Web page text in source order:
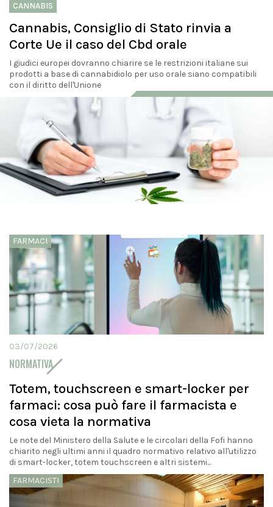
CANNABIS
Cannabis, Consiglio di Stato rinvia a
Corte Ue il caso del Cbd orale
I giudici europei dovranno chiarire se le restrizioni italiane sui
prodotti a base di cannabidiolo per uso orale siano compatibili
con il diritto dell'Unione
FARMACI
03/07/2026
NORMATIVA
Totem, touchscreen e smart-locker per
farmaci: cosa può fare il farmacista e
cosa vieta la normativa
Le note del Ministero della Salute e le circolari della Fofi hanno
chiarito negli ultimi anni il quadro normativo relativo all'utilizzo
di smart-locker, totem touchscreen e altri sistemi...
FARMACISTI